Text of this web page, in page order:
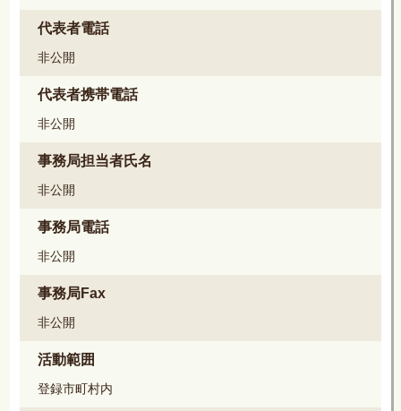
代表者電話
非公開
代表者携帯電話
非公開
事務局担当者氏名
非公開
事務局電話
非公開
事務局Fax
非公開
活動範囲
登録市町村内